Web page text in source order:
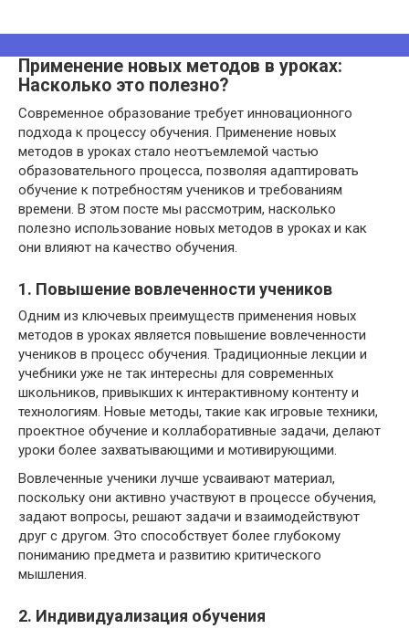
Применение новых методов в уроках:
Насколько это полезно?
Современное образование требует инновационного
подхода к процессу обучения. Применение новых
методов в уроках стало неотъемлемой частью
образовательного процесса, позволяя адаптировать
обучение к потребностям учеников и требованиям
времени. В этом посте мы рассмотрим, насколько
полезно использование новых методов в уроках и как
они влияют на качество обучения.
1. Повышение вовлеченности учеников
Одним из ключевых преимуществ применения новых
методов в уроках является повышение вовлеченности
учеников в процесс обучения. Традиционные лекции и
учебники уже не так интересны для современных
школьников, привыкших к интерактивному контенту и
технологиям. Новые методы, такие как игровые техники,
проектное обучение и коллаборативные задачи, делают
уроки более захватывающими и мотивирующими.
Вовлеченные ученики лучше усваивают материал,
поскольку они активно участвуют в процессе обучения,
задают вопросы, решают задачи и взаимодействуют
друг с другом. Это способствует более глубокому
пониманию предмета и развитию критического
мышления.
2. Индивидуализация обучения